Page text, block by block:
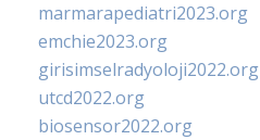
marmarapediatri2023.org
emchie2023.org
girisimselradyoloji2022.org
utcd2022.org
biosensor2022.org